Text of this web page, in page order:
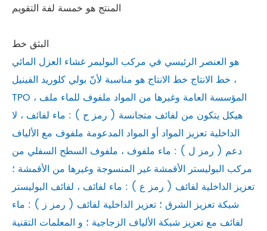
المنتج هو خمسة لفة التقويم
البثق خط
هو العنصر الرئيسي في مركب البوليمر غشاء العزل المائي
خط الانتاج خط الانتاج هو مناسبة لأنّ بولي كلوريد الفينيل ،
TPO ، المؤسسة العامة وغيرها من المواد ملفوف للماء ملف
هيكل يتكون من لفائف متجانسة ( رمز ح ) : ماء لفائف ، لا
الداخلية تعزيز المواد أو المواد المدعومة ملفوف مع الألياف
دعم ( رمز ل ) : ماء ملفوف ، ملفوف السطح السفلي من
مركب البوليستر الأقمشة غير المنسوجة وغيرها من الأقمشة ؛
تعزيز الداخلية لفائف ( رمز ع ) : ماء لفائف ، لفائف البوليستر
شبكة تعزيز الشرق ؛ تعزيز الداخلية لفائف ( رمز ز ) : ماء
لفائف مع تعزيز شبكة الألياف الزجاجية ؛ و المعلمات التقنية